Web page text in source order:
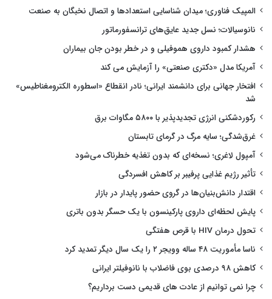
المپیک فناوری؛ میدان شناسایی استعدادها و اتصال نخبگان به صنعت
نانوسیالات؛ نسل جدید عایق‌های ترانسفورماتور
هشدار کمبود داروی هموفیلی و در خطر بودن جان بیماران
آمریکا مدل «دکتری صنعتی» را آزمایش می کند
افتخار جهانی برای دانشمند ایرانی؛ نادر انقطاع «اسطوره الکترومغناطیس»
شد
رکوردشکنی انرژی تجدیدپذیر با ۵۸۰۰ مگاوات برق
غرق‌شدگی؛ سایه مرگ در گرمای تابستان
آمپول لاغری؛ نسخه‌ای که بدون تغذیه خطرناک می‌شود
تأثیر رژیم غذایی پرفیبر بر کاهش افسردگی
اقتدار دانش‌بنیان‌ها در گروی حضور پایدار در بازار
پایش لحظه‌ای داروی پارکینسون با یک حسگر بدون باتری
تحول درمان HIV با قرص هفتگی
ناسا مأموریت ۴۸ ساله وویجر ۲ را یک سال دیگر تمدید کرد
کاهش ۹۸ درصدی بوی فاضلاب با نانوفیلتر ایرانی
چرا نمی توانیم از عادت های قدیمی دست برداریم؟